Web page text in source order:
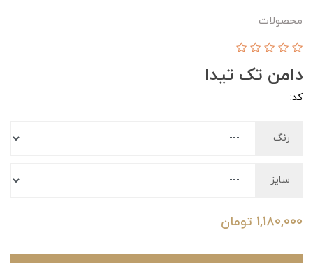
محصولات
دامن تک تیدا
کد:
رنگ
سایز
1,180,000 تومان